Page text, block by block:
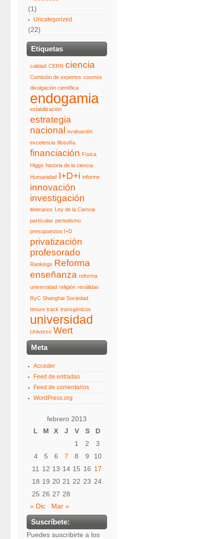
(1)
Uncategorized
(22)
Etiquetas
calidad CERN ciencia
Comisión de expertos cosmos
divulgación científica
endogamia
estabilización
estrategia
nacional
evaluación
excelencia filosofía
financiación Física
Higgs historia de la ciencia
Humanidad I+D+i informe
innovación
investigación
itinerarios Ley de la Ciencia
partículas periodismo
presupuestos I+D
privatización
profesorado
Rankings Reforma
enseñanza reforma
universidad religión reválidas
RyC Shanghai Sociedad
tenure track transgénicos
universidad
Universo Wert
Meta
Acceder
Feed de entradas
Feed de comentarios
WordPress.org
febrero 2013
L
M X J V S
D
1
2
3
4
5 6 7 8 9
10
11
12 13 14 15 16 17
18 19 20 21 22 23 24
25 26 27 28
« Dic
Mar »
Suscríbete:
Puedes suscribirte a los